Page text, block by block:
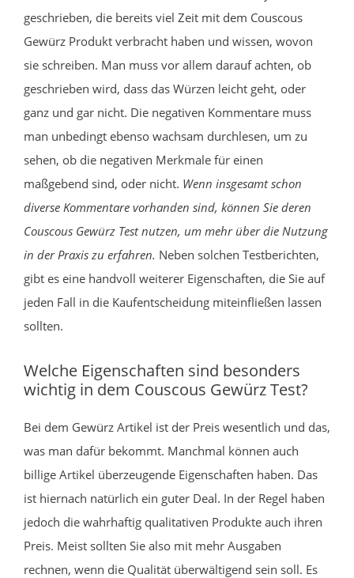
geschrieben, die bereits viel Zeit mit dem Couscous
Gewürz Produkt verbracht haben und wissen, wovon
sie schreiben. Man muss vor allem darauf achten, ob
geschrieben wird, dass das Würzen leicht geht, oder
ganz und gar nicht. Die negativen Kommentare muss
man unbedingt ebenso wachsam durchlesen, um zu
sehen, ob die negativen Merkmale für einen
maßgebend sind, oder nicht. Wenn insgesamt schon
diverse Kommentare vorhanden sind, können Sie deren
Couscous Gewürz Test nutzen, um mehr über die Nutzung
in der Praxis zu erfahren. Neben solchen Testberichten,
gibt es eine handvoll weiterer Eigenschaften, die Sie auf
jeden Fall in die Kaufentscheidung miteinfließen lassen
sollten.
Welche Eigenschaften sind besonders
wichtig in dem Couscous Gewürz Test?
Bei dem Gewürz Artikel ist der Preis wesentlich und das,
was man dafür bekommt. Manchmal können auch
billige Artikel überzeugende Eigenschaften haben. Das
ist hiernach natürlich ein guter Deal. In der Regel haben
jedoch die wahrhaftig qualitativen Produkte auch ihren
Preis. Meist sollten Sie also mit mehr Ausgaben
rechnen, wenn die Qualität überwältigend sein soll. Es